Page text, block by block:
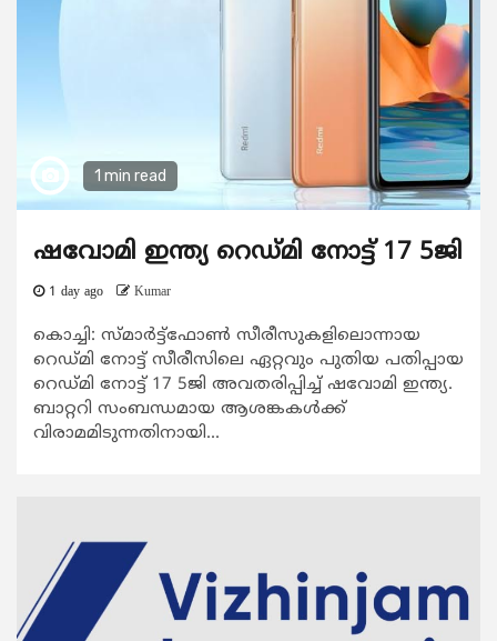
1 min read
ഷവോമി ഇന്ത്യ റെഡ്മി നോട്ട് 17 5ജി
1 day ago Kumar
കൊച്ചി: സ്മാര്‍ട്ട്‌ഫോണ്‍ സീരീസുകളിലൊന്നായ
റെഡ്മി നോട്ട് സീരീസിലെ ഏറ്റവും പുതിയ പതിപ്പായ
റെഡ്മി നോട്ട് 17 5ജി അവതരിപ്പിച്ച് ഷവോമി ഇന്ത്യ.
ബാറ്ററി സംബന്ധമായ ആശങ്കകള്‍ക്ക്
വിരാമമിടുന്നതിനായി...